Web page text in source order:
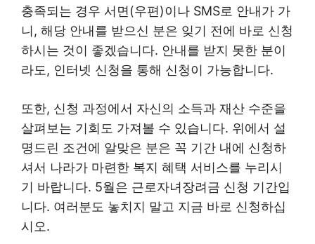
충족되는 경우 서면(우편)이나 SMS로 안내가 가
니, 해당 안내를 받으신 분은 잊기 전에 바로 신청
하시는 것이 좋겠습니다. 안내를 받지 못한 분이
라도, 인터넷 신청을 통해 신청이 가능합니다.
또한, 신청 과정에서 자신의 소득과 재산 수준을
살펴보는 기회도 가져볼 수 있습니다. 위에서 설
명드린 조건에 알맞은 분은 꼭 기간 내에 신청하
셔서 나라가 마련한 복지 혜택 서비스를 누리시
기 바랍니다. 5월은 근로자녀장려금 신청 기간입
니다. 여러분도 놓치지 말고 지금 바로 신청하십
시오.